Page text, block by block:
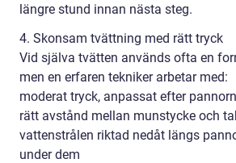
längre stund innan nästa steg.
4. Skonsam tvättning med rätt tryck
Vid själva tvätten används ofta en
men en erfaren tekniker arbetar med:
moderat tryck, anpassat efter
rätt avstånd mellan munstycke och
vattenstrålen riktad nedåt längs
under dem